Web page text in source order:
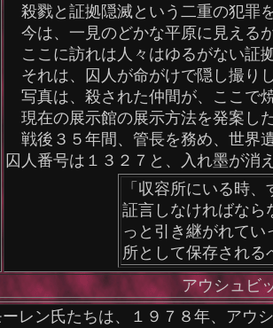
殺戮と証拠隠滅という二重の犯罪
今は、一見のどかな平原に見える
ここに訪れは人々はゆるがない証
それは、囚人が命がけで隠し撮り
写真は、殺された仲間が、ここで
現在の展示館の展示方法を発案し
戦後３５年間、管長を務め、世界
囚人番号は１３２７と、入れ墨が消
「収容所にいる時
証言しなければなら
っと引き継がれて
所として保存される
アウシュビ
レン氏たちは、１９７８年、アウ